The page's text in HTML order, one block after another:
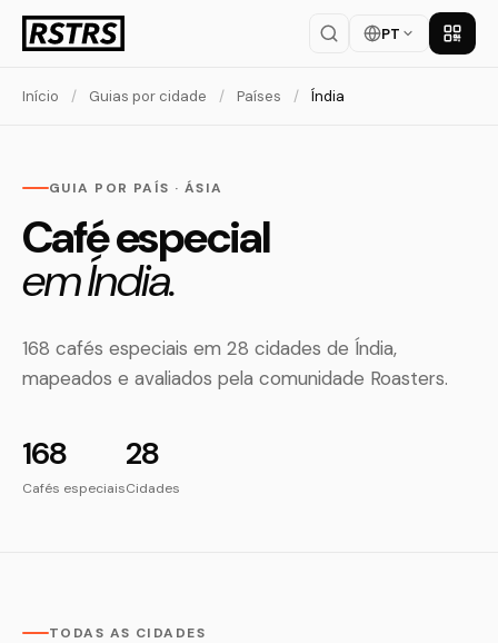
PT Baixar
Início / Guias por cidade / Países / Índia
GUIA POR PAÍS · ÁSIA
Café especial
em Índia.
168 cafés especiais em 28 cidades de Índia,
mapeados e avaliados pela comunidade Roasters.
168
Cafés especiais
28
Cidades
TODAS AS CIDADES